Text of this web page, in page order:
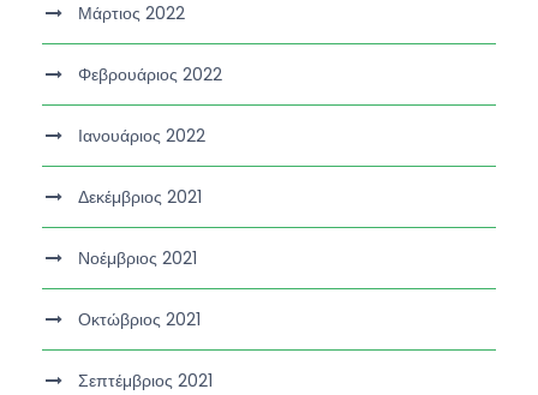
Μάρτιος 2022
Φεβρουάριος 2022
Ιανουάριος 2022
Δεκέμβριος 2021
Νοέμβριος 2021
Οκτώβριος 2021
Σεπτέμβριος 2021